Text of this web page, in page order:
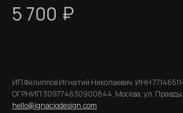
5 700 ₽
ИП Филиппов Игнатий Николаевич. ИНН
ОГРНИП 309774630900844, Москва, ул.
hello@ignaciodesign.com